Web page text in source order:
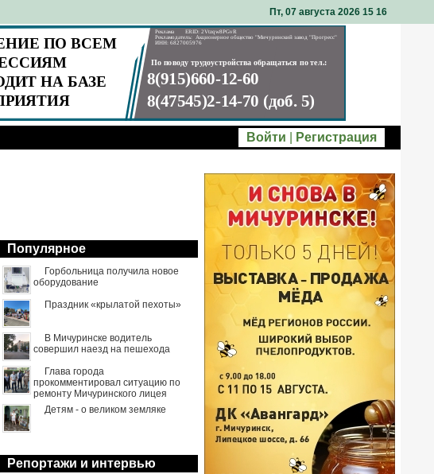
Пт, 07 августа 2026 15: 16
Войти Регистрация
Популярное
Горбольница получила новое
оборудование
Праздник «крылатой пехоты»
В Мичуринске водитель
совершил наезд на пешехода
Глава города
прокомментировал ситуацию по
ремонту Мичуринского лицея
Детям - о великом земляке
Репортажи и интервью